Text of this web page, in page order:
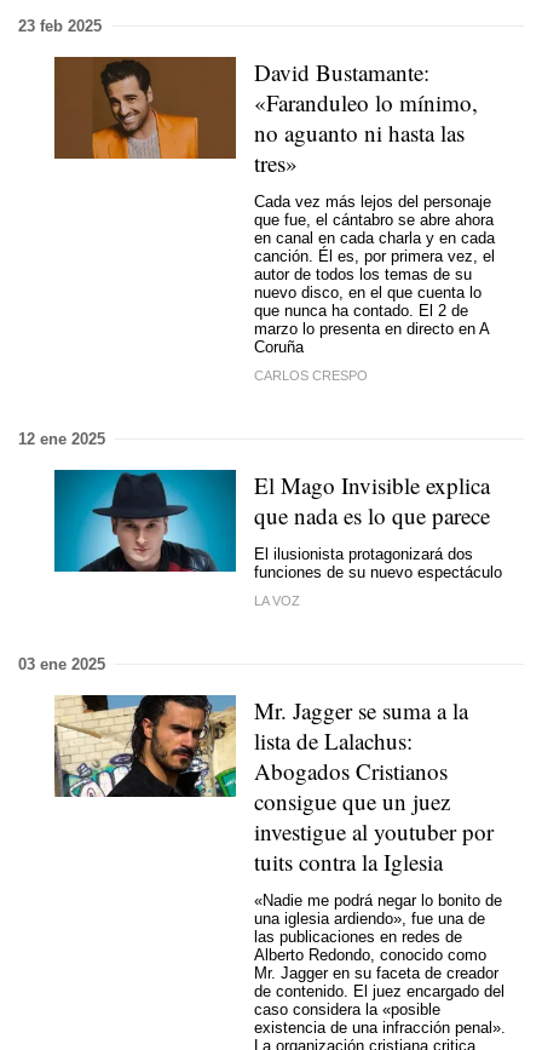
23 feb 2025
David Bustamante:
«Faranduleo lo mínimo,
no aguanto ni hasta las
tres»
Cada vez más lejos del personaje
que fue, el cántabro se abre ahora
en canal en cada charla y en cada
canción. Él es, por primera vez, el
autor de todos los temas de su
nuevo disco, en el que cuenta lo
que nunca ha contado. El 2 de
marzo lo presenta en directo en A
Coruña
CARLOS CRESPO
12 ene 2025
El Mago Invisible explica
que nada es lo que parece
El ilusionista protagonizará dos
funciones de su nuevo espectáculo
LA VOZ
03 ene 2025
Mr. Jagger se suma a la
lista de Lalachus:
Abogados Cristianos
consigue que un juez
investigue al youtuber por
tuits contra la Iglesia
«Nadie me podrá negar lo bonito de
una iglesia ardiendo», fue una de
las publicaciones en redes de
Alberto Redondo, conocido como
Mr. Jagger en su faceta de creador
de contenido. El juez encargado del
caso considera la «posible
existencia de una infracción penal».
La organización cristiana critica